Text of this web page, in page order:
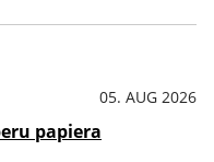
05. AUG 2026
papiera